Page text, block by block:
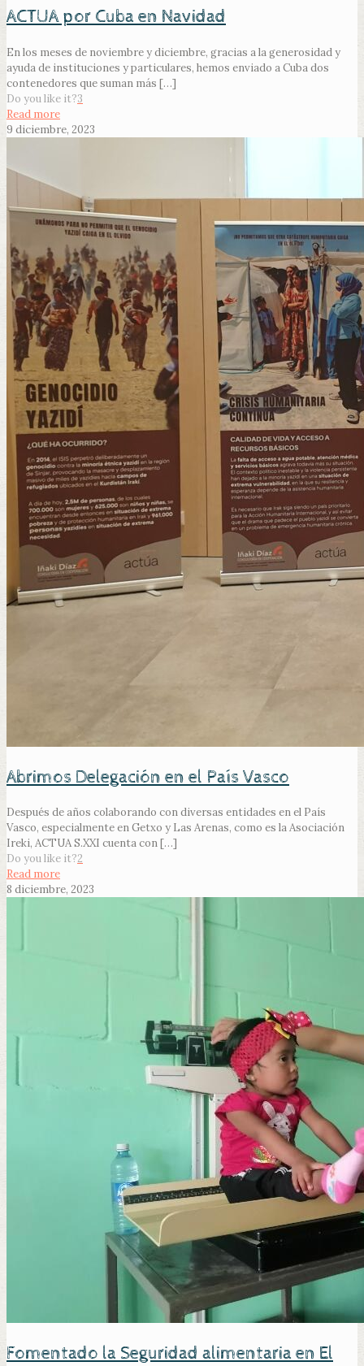
ACTUA por Cuba en Navidad
En los meses de noviembre y diciembre, gracias a la generosidad y
ayuda de instituciones y particulares, hemos enviado a Cuba dos
contenedores que suman más […]
Do you like it?3
Read more
9 diciembre, 2023
Abrimos Delegación en el País Vasco
Después de años colaborando con diversas entidades en el País
Vasco, especialmente en Getxo y Las Arenas, como es la Asociación
Ireki, ACTUA S.XXI cuenta con[…]
Do you like it?2
Read more
8 diciembre, 2023
Fomentado la Seguridad alimentaria en El